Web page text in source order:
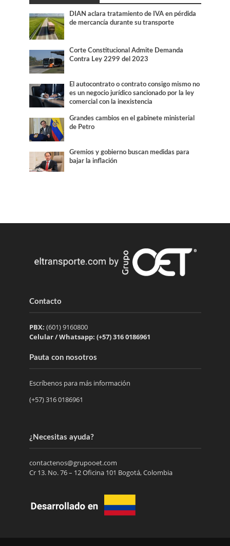
DIAN aclara tratamiento de IVA en pérdida
de mercancía durante su transporte
Corte Constitucional Admite Demanda
Contra Ley 2299 del 2023
El autocontrato o contrato consigo mismo no
es un negocio jurídico sancionado por la ley
comercial con la inexistencia
Grandes cambios en el gabinete ministerial
de Petro
Gremios y gobierno buscan medidas para
bajar la inflación
Contacto
PBX: (601) 9160800
Celular / Whatsapp: (+57) 316 0186961
Pauta con nosotros
Escríbenos para más información
(+57) 316 0186961
¿Necesitas ayuda?
contactenos@grupooet.com
Cr 13. No. 76 – 12 Oficina 101 Bogotá, Colombia